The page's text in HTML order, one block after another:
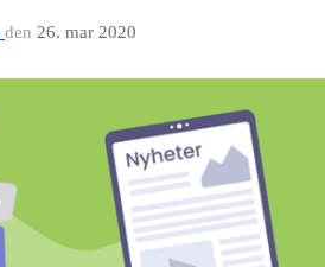
den 26. mar 2020